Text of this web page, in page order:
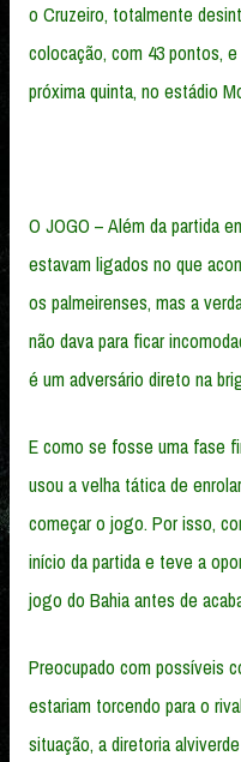
o Cruzeiro, totalmente
colocação, com 43 pontos,
próxima quinta, no estádio
O JOGO – Além da partida
estavam ligados no que
os palmeirenses, mas a
não dava para ficar
é um adversário direto na
E como se fosse uma fase
usou a velha tática de
começar o jogo. Por isso,
início da partida e teve a
jogo do Bahia antes de
Preocupado com possíveis
estariam torcendo para o
situação, a diretoria